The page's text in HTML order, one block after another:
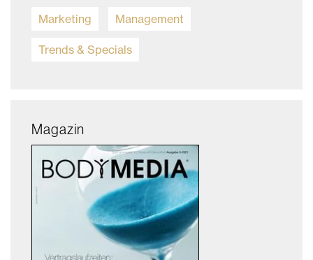
Marketing Management
Trends & Specials
Magazin